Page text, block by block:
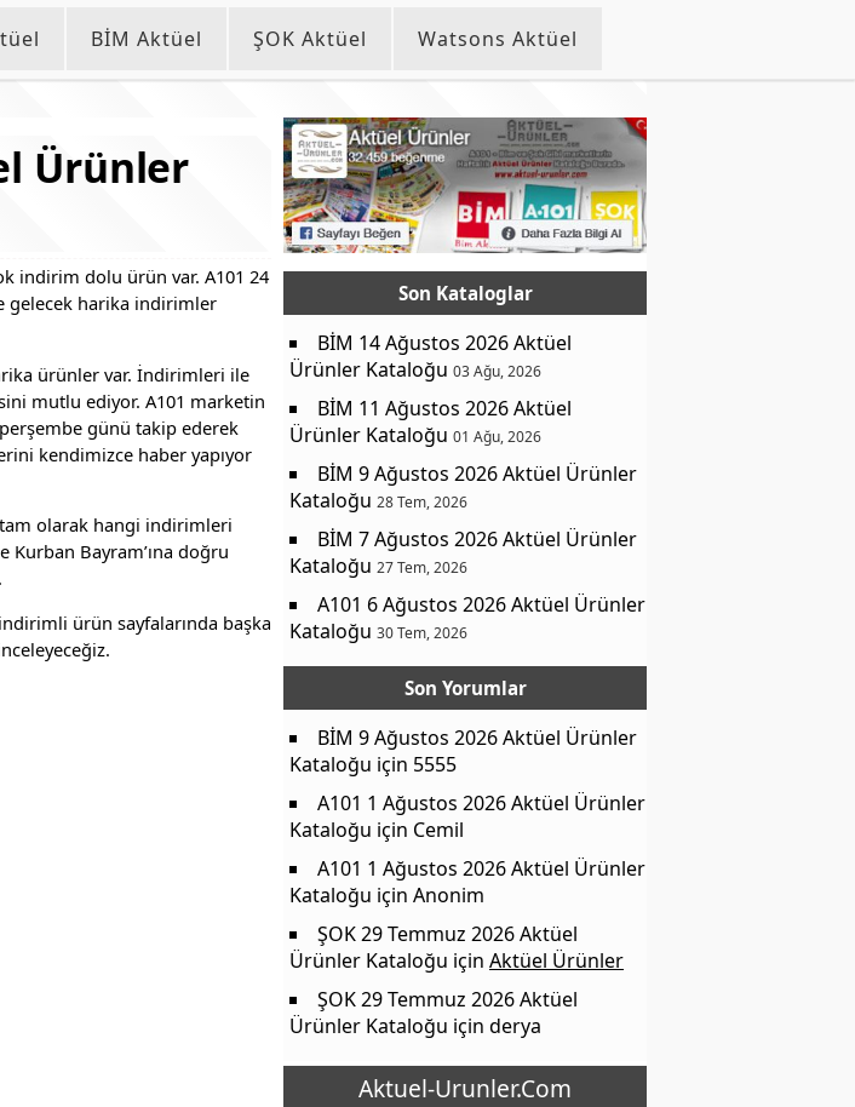
BİM Aktüel ŞOK Aktüel Watsons Aktüel
Ürünler
indirim dolu ürün var. A101 24
gelecek harika indirimler
ürünler var. İndirimleri ile
mutlu ediyor. A101 marketin
günü takip ederek
kendimizce haber yapıyor
olarak hangi indirimleri
Kurban Bayram’ına doğru
ürün sayfalarında başka
Son Kataloglar
BİM 14 Ağustos 2026 Aktüel
Ürünler Kataloğu 03 Ağu, 2026
BİM 11 Ağustos 2026 Aktüel
Ürünler Kataloğu 01 Ağu, 2026
BİM 9 Ağustos 2026 Aktüel Ürünler
Kataloğu 28 Tem, 2026
BİM 7 Ağustos 2026 Aktüel Ürünler
Kataloğu 27 Tem, 2026
A101 6 Ağustos 2026 Aktüel Ürünler
Kataloğu 30 Tem, 2026
Son Yorumlar
BİM 9 Ağustos 2026 Aktüel Ürünler
Kataloğu için 5555
A101 1 Ağustos 2026 Aktüel Ürünler
Kataloğu için Cemil
A101 1 Ağustos 2026 Aktüel Ürünler
Kataloğu için Anonim
ŞOK 29 Temmuz 2026 Aktüel
Ürünler Kataloğu için Aktüel Ürünler
ŞOK 29 Temmuz 2026 Aktüel
Ürünler Kataloğu için derya
Aktuel-Urunler.Com